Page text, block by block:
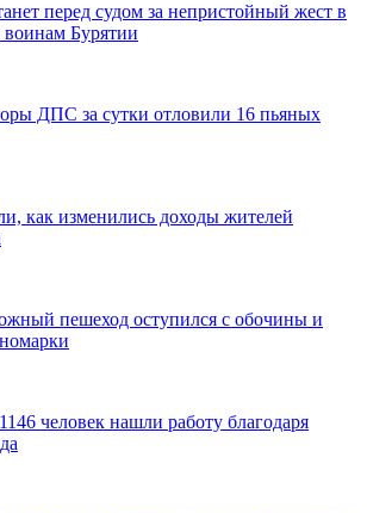
перед судом за непристойный жест в
воинам Бурятии
ДПС за сутки отловили 16 пьяных
как изменились доходы жителей
пешеход оступился с обочины и
человек нашли работу благодаря